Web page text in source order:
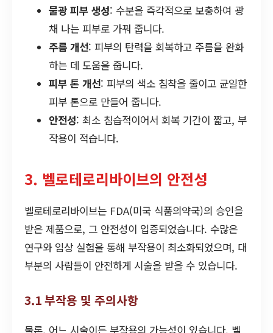
물광 피부 생성: 수분을 즉각적으로 보충하여 광
채 나는 피부로 가꿔 줍니다.
주름 개선: 피부의 탄력을 회복하고 주름을 완화
하는 데 도움을 줍니다.
피부 톤 개선: 피부의 색소 침착을 줄이고 균일한
피부 톤으로 만들어 줍니다.
안전성: 최소 침습적이어서 회복 기간이 짧고, 부
작용이 적습니다.
3. 벨로테로리바이브의 안전성
벨로테로리바이브는 FDA(미국 식품의약국)의 승인을
받은 제품으로, 그 안전성이 입증되었습니다. 수많은
연구와 임상 실험을 통해 부작용이 최소화되었으며, 대
부분의 사람들이 안전하게 시술을 받을 수 있습니다.
3.1 부작용 및 주의사항
물론, 어느 시술이든 부작용의 가능성이 있습니다. 벨